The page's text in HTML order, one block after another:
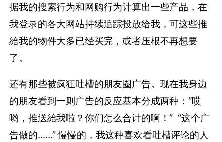
据我的搜索行为和网购行为计算出一些产品，在
我登录的各大网站持续追踪投放给我，可这些推
給我的物件大多已经买完，或者压根不再想要
了。
还有那些被疯狂吐槽的朋友圈广告。现在我身边
的朋友看到一则广告的反应基本分成两种：“哎
哟，推送給我啦？你们怎么合计的啊！” “这个广
告做的......” 慢慢的，我这种喜欢看吐槽评论的人